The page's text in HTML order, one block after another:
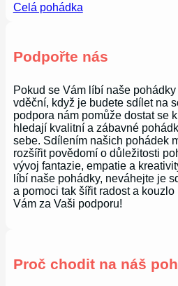
Celá pohádka
Podpořte nás
Pokud se Vám líbí naše
vděční, když je budete sdílet na
podpora nám pomůže dostat se
hledají kvalitní a zábavné
sebe. Sdílením našich pohádek
rozšířit povědomí o důležitosti
vývoj fantazie, empatie a
líbí naše pohádky, neváhejte je
a pomoci tak šířit radost a
Vám za Vaši podporu!
Proč chodit na náš